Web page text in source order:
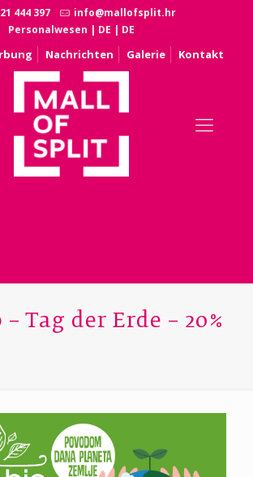
444 397
info@mallofsplit.hr
Personalwesen | DE | DE
Nachrichten Galerie Kontakt
Tag der Erde – 20%